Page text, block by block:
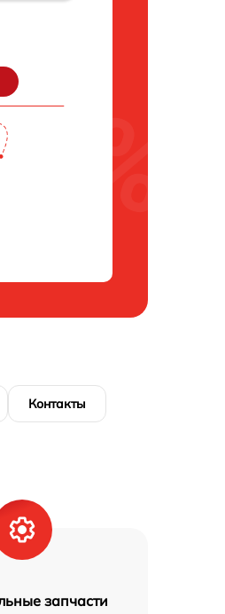
Контакты
запчасти